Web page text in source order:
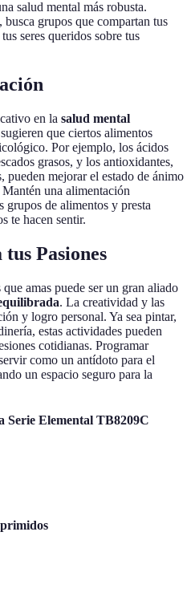
salud mental más robusta.
grupos que compartan tus
seres queridos sobre tus
en la salud mental
que ciertos alimentos
Por ejemplo, los ácidos
grasos, y los antioxidantes,
pueden mejorar el estado de ánimo
una alimentación
de alimentos y presta
te hacen sentir.
Pasiones
amas puede ser un gran aliado
. La creatividad y las
y logro personal. Ya sea pintar,
estas actividades pueden
cotidianas. Programar
como un antídoto para el
un espacio seguro para la
Serie Elemental TB8209C